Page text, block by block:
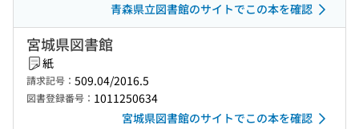
青森県立図書館のサイトでこの本を確認
宮城県図書館
紙
請求記号： 509.04/2016.5
図書登録番号： 1011250634
宮城県図書館のサイトでこの本を確認